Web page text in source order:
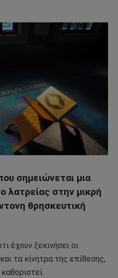
σημειώνεται μια
λατρείας στην μικρή
θρησκευτική
έχουν ξεκινήσει οι
τα κίνητρα της επίθεσης,